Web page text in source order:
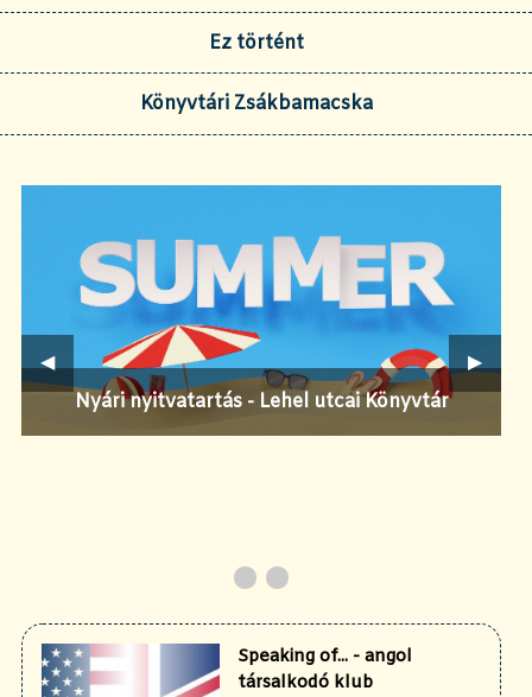
Ez történt
Könyvtári Zsákbamacska
Előző
◀︎
▶︎
Speaking of... - angol társalkodó klub
Nyári nyitvatartás - Lehel utcai Könyvtár
Speaking of... - angol
társalkodó klub